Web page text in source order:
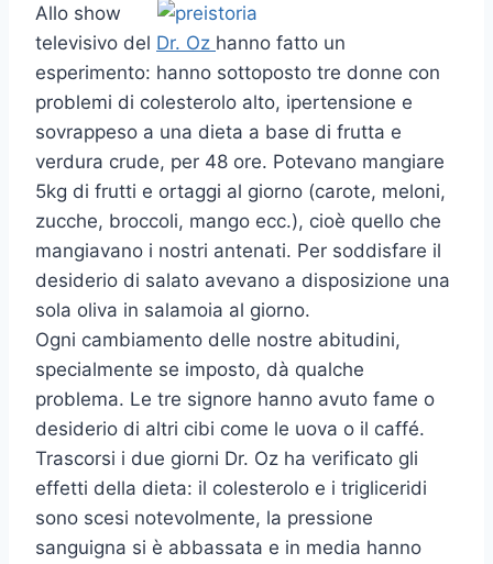
Allo show
televisivo del Dr. Oz hanno fatto un
esperimento: hanno sottoposto tre donne con
problemi di colesterolo alto, ipertensione e
sovrappeso a una dieta a base di frutta e
verdura crude, per 48 ore. Potevano mangiare
5kg di frutti e ortaggi al giorno (carote, meloni,
zucche, broccoli, mango ecc.), cioè quello che
mangiavano i nostri antenati. Per soddisfare il
desiderio di salato avevano a disposizione una
sola oliva in salamoia al giorno.
Ogni cambiamento delle nostre abitudini,
specialmente se imposto, dà qualche
problema. Le tre signore hanno avuto fame o
desiderio di altri cibi come le uova o il caffé.
Trascorsi i due giorni Dr. Oz ha verificato gli
effetti della dieta: il colesterolo e i trigliceridi
sono scesi notevolmente, la pressione
sanguigna si è abbassata e in media hanno